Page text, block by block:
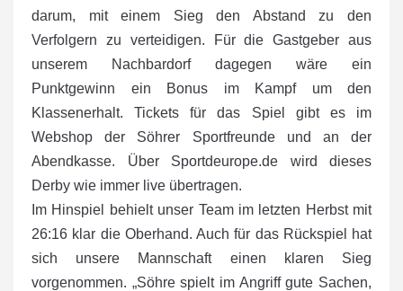
darum, mit einem Sieg den Abstand zu den
Verfolgern zu verteidigen. Für die Gastgeber aus
unserem Nachbardorf dagegen wäre ein
Punktgewinn ein Bonus im Kampf um den
Klassenerhalt. Tickets für das Spiel gibt es im
Webshop der Söhrer Sportfreunde und an der
Abendkasse. Über Sportdeurope.de wird dieses
Derby wie immer live übertragen.
Im Hinspiel behielt unser Team im letzten Herbst mit
26:16 klar die Oberhand. Auch für das Rückspiel hat
sich unsere Mannschaft einen klaren Sieg
vorgenommen. „Söhre spielt im Angriff gute Sachen,